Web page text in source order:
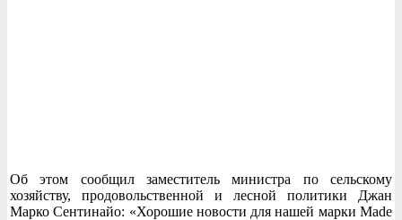
Об этом сообщил заместитель министра по сельскому
хозяйству, продовольственной и лесной политики Джан
Марко Сентинайо: «Хорошие новости для нашей марки Made